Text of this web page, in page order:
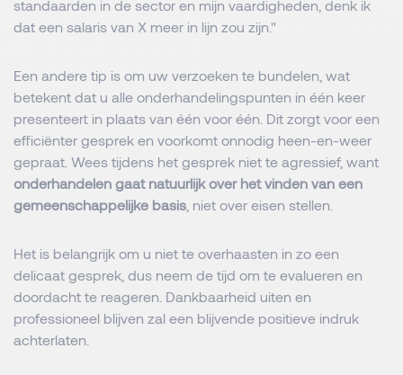
standaarden in de sector en mijn vaardigheden, denk ik
dat een salaris van X meer in lijn zou zijn."
Een andere tip is om uw verzoeken te bundelen, wat
betekent dat u alle onderhandelingspunten in één keer
presenteert in plaats van één voor één. Dit zorgt voor een
efficiënter gesprek en voorkomt onnodig heen-en-weer
gepraat. Wees tijdens het gesprek niet te agressief, want
onderhandelen gaat natuurlijk over het vinden van een
gemeenschappelijke basis , niet over eisen stellen.
Het is belangrijk om u niet te overhaasten in zo een
delicaat gesprek, dus neem de tijd om te evalueren en
doordacht te reageren. Dankbaarheid uiten en
professioneel blijven zal een blijvende positieve indruk
achterlaten.